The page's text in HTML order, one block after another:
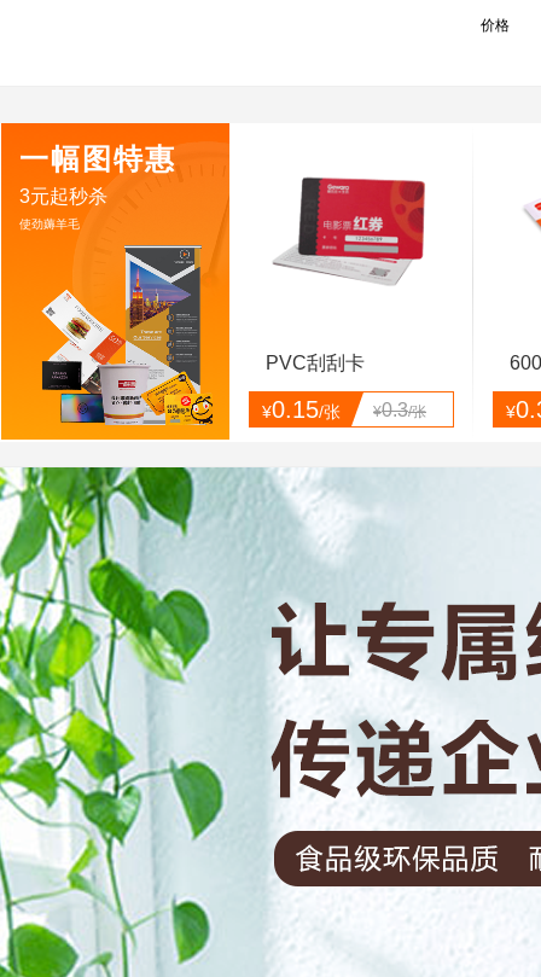
价格
一幅图特惠
3元起秒杀
使劲薅羊毛
PVC刮刮卡
¥0.15/张 ¥0.3/张 ¥